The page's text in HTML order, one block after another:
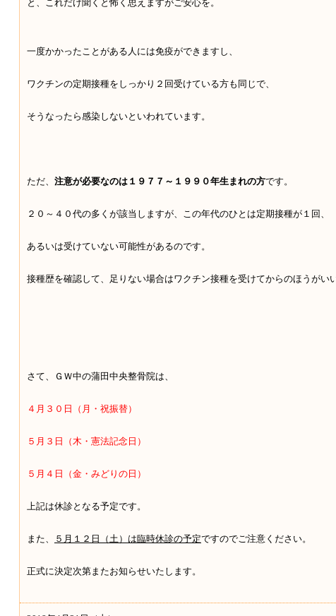
と、これだけ聞くと怖く思えますがご安心を。
一度かかったことがある人には免疫ができますし、
ワクチンの定期接種をしっかり２回受けている方も同じで、
そうなったら感染しないといわれています。
ただ、 注意が必要なのは１９７７～１９９０年生まれの方です。
２０～４０代の多くが該当しますが、この年代のひとは定期接種が１回、
あるいは受けていない可能性があるのです。
接種歴を確認して、足りない場合はワクチン接種を受けてからのほうがい
さて、ＧＷ中の蒲田中央整骨院は、
４月３０日（月・祝振替）
５月３日（木・憲法記念日）
５月４日（金・みどりの日）
上記は休診となる予定です。
また、 ５月１２日（土）は臨時休診の予定ですのでご注意ください。
正式に決定次第またお知らせいたします。